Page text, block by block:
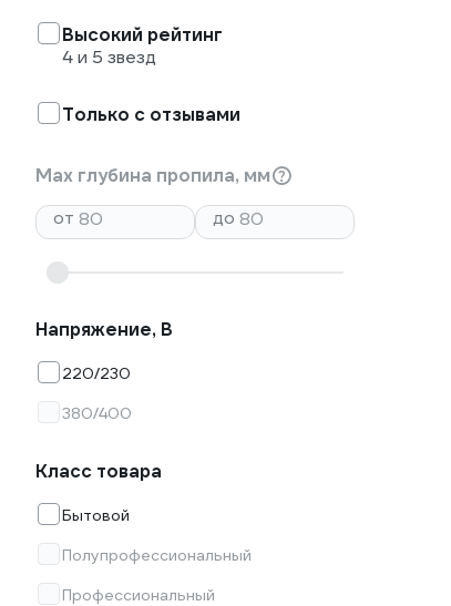
Высокий рейтинг
4 и 5 звезд
Только с отзывами
Max глубина пропила, мм
от
до
Напряжение, В
220/230
380/400
Класс товара
Бытовой
Полупрофессиональный
Профессиональный